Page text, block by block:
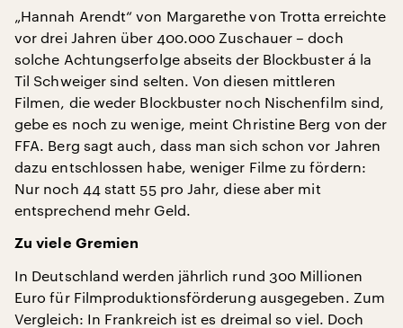
„Hannah Arendt“ von Margarethe von Trotta erreichte
vor drei Jahren über 400.000 Zuschauer – doch
solche Achtungserfolge abseits der Blockbuster á la
Til Schweiger sind selten. Von diesen mittleren
Filmen, die weder Blockbuster noch Nischenfilm sind,
gebe es noch zu wenige, meint Christine Berg von der
FFA. Berg sagt auch, dass man sich schon vor Jahren
dazu entschlossen habe, weniger Filme zu fördern:
Nur noch 44 statt 55 pro Jahr, diese aber mit
entsprechend mehr Geld.
Zu viele Gremien
In Deutschland werden jährlich rund 300 Millionen
Euro für Filmproduktionsförderung ausgegeben. Zum
Vergleich: In Frankreich ist es dreimal so viel. Doch